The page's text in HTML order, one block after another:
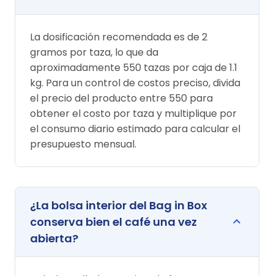
La dosificación recomendada es de 2
gramos por taza, lo que da
aproximadamente 550 tazas por caja de 1.1
kg. Para un control de costos preciso, divida
el precio del producto entre 550 para
obtener el costo por taza y multiplique por
el consumo diario estimado para calcular el
presupuesto mensual.
¿La bolsa interior del Bag in Box
conserva bien el café una vez
abierta?